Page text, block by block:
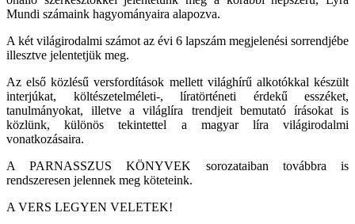
Mundi számaink hagyományaira alapozva.
A két világirodalmi számot az évi 6 lapszám megjelenési sorrendjébe
illesztve jelentetjük meg.
Az első közlésű versfordítások mellett világhírű alkotókkal készült
interjúkat, költészetelméleti-, líratörténeti érdekű esszéket,
tanulmányokat, illetve a világlíra trendjeit bemutató írásokat is
közlünk, különös tekintettel a magyar líra világirodalmi
vonatkozásaira.
A PARNASSZUS KÖNYVEK sorozataiban továbbra is
rendszeresen jelennek meg köteteink.
A VERS LEGYEN VELETEK!